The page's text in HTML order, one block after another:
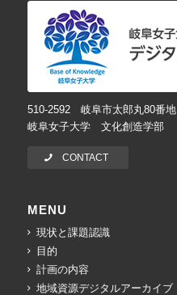
510-2592 岐阜市太郎丸80番地
岐阜女子大学 文化創造学部
CONTACT
MENU
現状と課題認識
目的
計画の内容
地域資源デジタルアーカイブ